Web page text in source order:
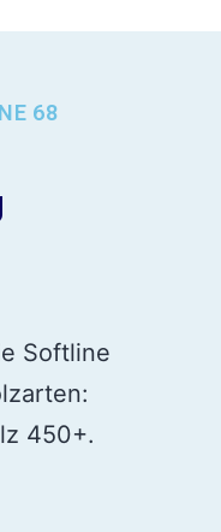
für
Mehrere
68
Softline
450+.